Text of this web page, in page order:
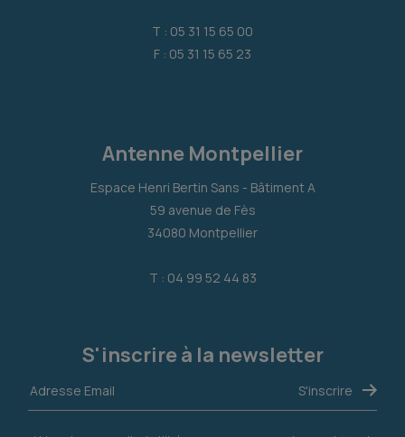
T : 05 31 15 65 00
F : 05 31 15 65 23
Antenne Montpellier
Espace Henri Bertin Sans - Bâtiment A
59 avenue de Fès
34080 Montpellier
T : 04 99 52 44 83
S'inscrire à la newsletter